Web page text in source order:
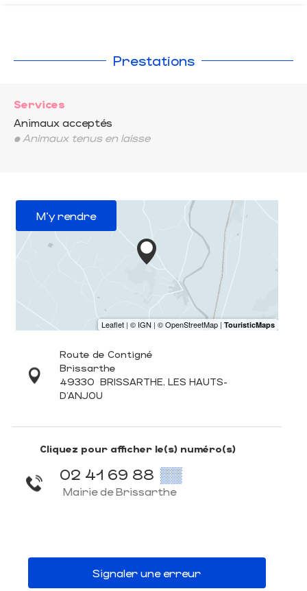
Prestations
Services
Animaux acceptés
• Animaux tenus en laisse
M'y rendre
Route de Contigné
Brissarthe
49330 BRISSARTHE, LES HAUTS-
D'ANJOU
Cliquez pour afficher le(s) numéro(s)
02 41 69 88 ▒▒
Mairie de Brissarthe
Signaler une erreur